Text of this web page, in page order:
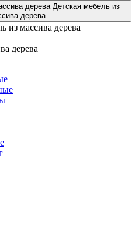
Детская мебель из
дерева
дерева